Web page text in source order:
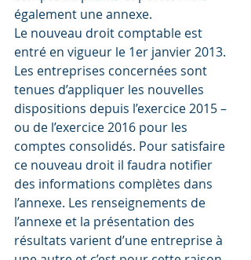
également une annexe.
Le nouveau droit comptable est
entré en vigueur le 1er janvier 2013.
Les entreprises concernées sont
tenues d’appliquer les nouvelles
dispositions depuis l’exercice 2015 –
ou de l’exercice 2016 pour les
comptes consolidés. Pour satisfaire
ce nouveau droit il faudra notifier
des informations complètes dans
l’annexe. Les renseignements de
l’annexe et la présentation des
résultats varient d’une entreprise à